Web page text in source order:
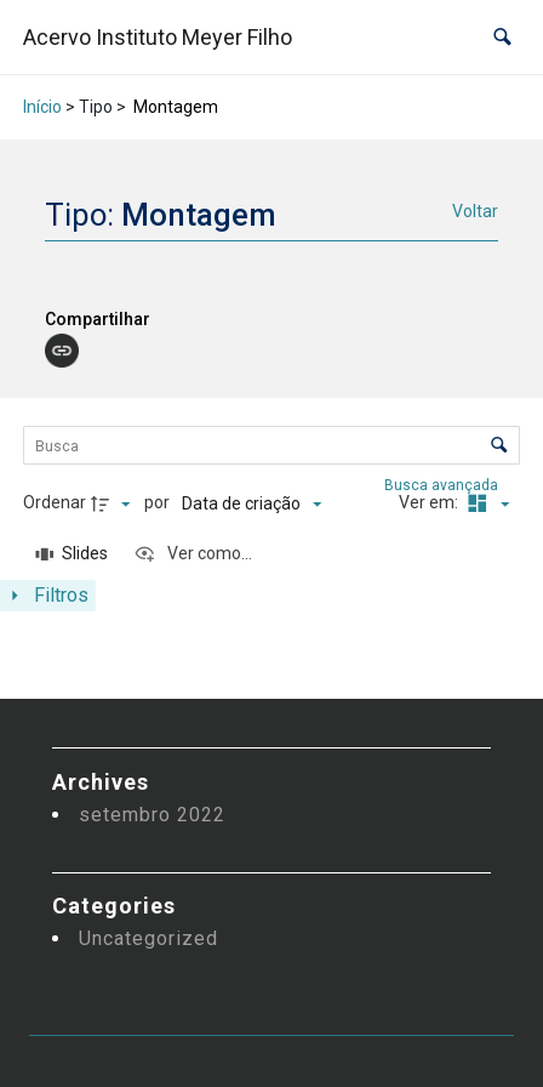
Acervo Instituto Meyer Filho
Início > Tipo > Montagem
Tipo: Montagem Voltar
Compartilhar
Lista de itens
Controle de ordenação e visualização
Filtros
Busca avançada
Ordenar por Data de criação Ver em:
Slides Ver como...
Archives
setembro 2022
Categories
Uncategorized